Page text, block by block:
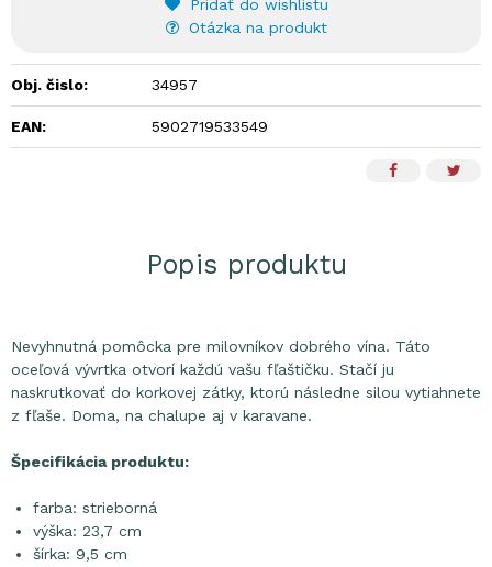
Pridať do wishlistu
Otázka na produkt
Obj. čislo: 34957
EAN: 5902719533549
Popis produktu
Nevyhnutná pomôcka pre milovníkov dobrého vína. Táto
oceľová vývrtka otvorí každú vašu fľaštičku. Stačí ju
naskrutkovať do korkovej zátky, ktorú následne silou vytiahnete
z fľaše. Doma, na chalupe aj v karavane.
Špecifikácia produktu:
farba: strieborná
výška: 23,7 cm
šírka: 9,5 cm